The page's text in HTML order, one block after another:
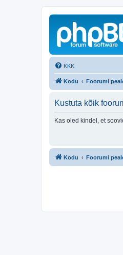
KKK
Kodu Foorumi
Kustuta kõik
Kas oled kindel, et
Kodu Foorumi